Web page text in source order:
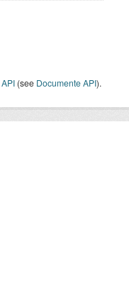
API (see Documente API).